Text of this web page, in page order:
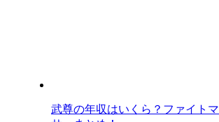
武尊の年収はいくら？ファイト